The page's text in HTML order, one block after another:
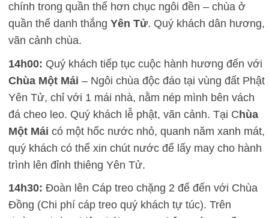
chính trong quần thể hơn chục ngôi đền – chùa ở
quần thể danh thắng Yên Tử. Quý khách dân hương,
vãn cảnh chùa.
14h00: Quý khách tiếp tục cuộc hành hương đến với
Chùa Một Mái – Ngôi chùa độc đáo tại vùng đất Phật
Yên Tử, chỉ với 1 mái nhà, nằm nép mình bên vách
đá cheo leo. Quý khách lễ phật, vãn cảnh. Tại Chùa
Một Mái có một hốc nước nhỏ, quanh năm xanh mát,
quý khách có thể xin chút nước để lấy may cho hành
trình lên đỉnh thiêng Yên Tử.
14h30: Đoàn lên Cáp treo chặng 2 để đến với Chùa
Đồng (Chi phí cáp treo quý khách tự túc). Trên